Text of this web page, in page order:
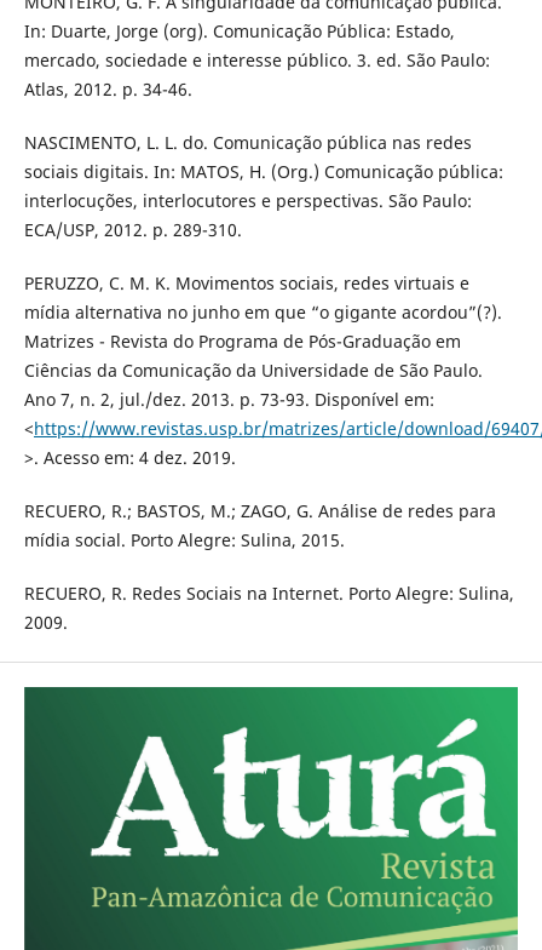
In: Duarte, Jorge (org). Comunicação Pública: Estado,
mercado, sociedade e interesse público. 3. ed. São Paulo:
Atlas, 2012. p. 34-46.
NASCIMENTO, L. L. do. Comunicação pública nas redes
sociais digitais. In: MATOS, H. (Org.) Comunicação pública:
interlocuções, interlocutores e perspectivas. São Paulo:
ECA/USP, 2012. p. 289-310.
PERUZZO, C. M. K. Movimentos sociais, redes virtuais e
mídia alternativa no junho em que “o gigante acordou”(?).
Matrizes - Revista do Programa de Pós-Graduação em
Ciências da Comunicação da Universidade de São Paulo.
Ano 7, n. 2, jul./dez. 2013. p. 73-93. Disponível em:
<https://www.revistas.usp.br/matrizes/article/download/
>. Acesso em: 4 dez. 2019.
RECUERO, R.; BASTOS, M.; ZAGO, G. Análise de redes para
mídia social. Porto Alegre: Sulina, 2015.
RECUERO, R. Redes Sociais na Internet. Porto Alegre: Sulina,
2009.